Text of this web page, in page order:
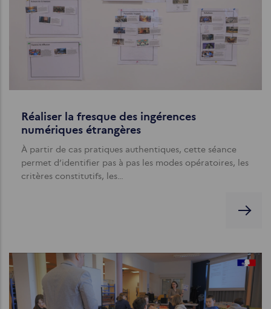
Réaliser la fresque des ingérences
numériques étrangères
À partir de cas pratiques authentiques, cette séance
permet d’identifier pas à pas les modes opératoires, les
critères constitutifs, les…